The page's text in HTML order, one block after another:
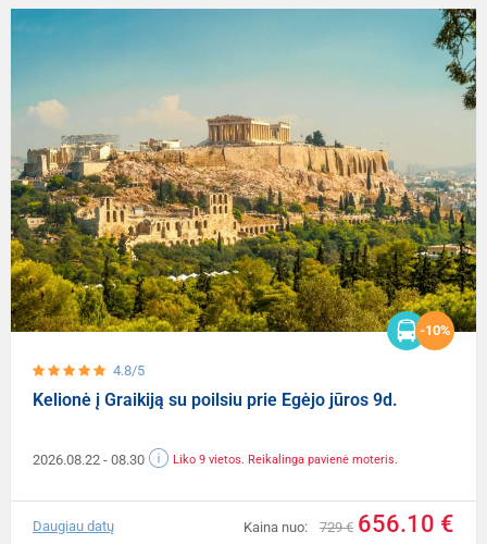
4.8/5
-10%
Kelionė į Graikiją su poilsiu prie Egėjo jūros 9d.
2026.08.22 - 08.30 Liko 9 vietos. Reikalinga pavienė moteris.
Kaina nuo: 729 € 656.10 €
Daugiau datų